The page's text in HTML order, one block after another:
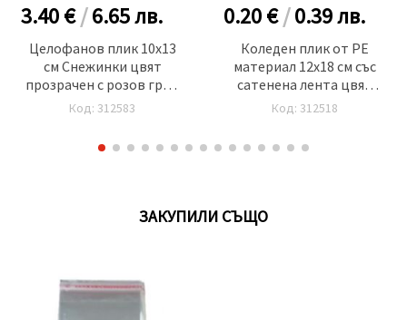
3.40 €/6.65лв.
Целофанов плик 10x13
см Снежинки цвят
прозрачен с розов гръб
и лепка -100 броя
Код: 312583
0.20 €/0.39лв.
Коледен плик от PE
материал 12x18 см със
сатенена лента цвят
зелен с Дядо Коледа
елен и пингвин
Код: 312518
ЗАКУПИЛИ СЪЩО